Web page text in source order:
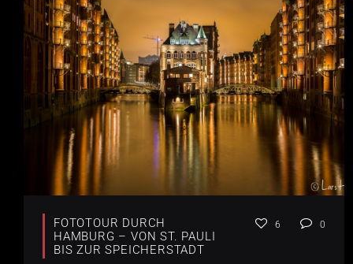
FOTOTOUR DURCH
HAMBURG – VON ST. PAULI
BIS ZUR SPEICHERSTADT
6 0